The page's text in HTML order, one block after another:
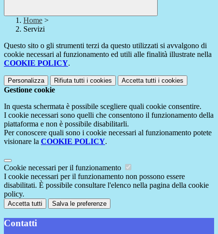
Home >
Servizi
Questo sito o gli strumenti terzi da questo utilizzati si avvalgono di
cookie necessari al funzionamento ed utili alle finalità illustrate nella
COOKIE POLICY.
Personalizza Rifiuta tutti i cookies Accetta tutti i cookies
Gestione cookie
In questa schermata è possibile scegliere quali cookie consentire.
I cookie necessari sono quelli che consentono il funzionamento della
piattaforma e non è possibile disabilitarli.
Per conoscere quali sono i cookie necessari al funzionamento potete
visionare la COOKIE POLICY.
Cookie necessari per il funzionamento
I cookie necessari per il funzionamento non possono essere
disabilitati. È possibile consultare l'elenco nella pagina della cookie
policy.
Accetta tutti Salva le preferenze
Contatti